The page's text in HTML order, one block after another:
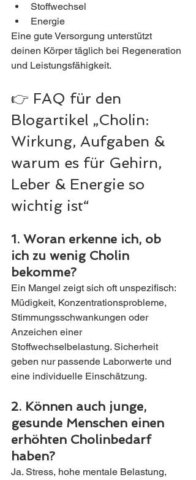
Stoffwechsel
Energie
Eine gute Versorgung unterstützt
deinen Körper täglich bei Regeneration
und Leistungsfähigkeit.
👉 FAQ für den
Blogartikel „Cholin:
Wirkung, Aufgaben &
warum es für Gehirn,
Leber & Energie so
wichtig ist“
1. Woran erkenne ich, ob
ich zu wenig Cholin
bekomme?
Ein Mangel zeigt sich oft unspezifisch:
Müdigkeit, Konzentrationsprobleme,
Stimmungsschwankungen oder
Anzeichen einer
Stoffwechselbelastung. Sicherheit
geben nur passende Laborwerte und
eine individuelle Einschätzung.
2. Können auch junge,
gesunde Menschen einen
erhöhten Cholinbedarf
haben?
Ja. Stress, hohe mentale Belastung,